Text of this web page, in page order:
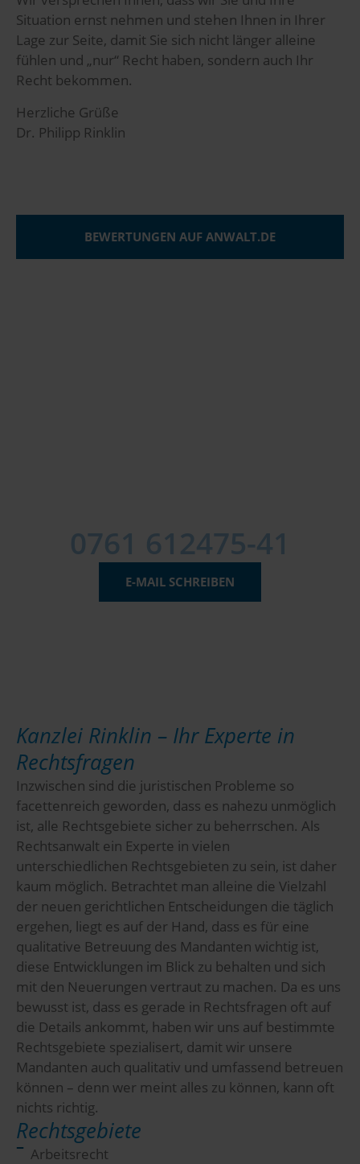
BEWERTUNGEN AUF ANWALT.DE
Situation ernst nehmen und stehen Ihnen in Ihrer
Lage zur Seite, damit Sie sich nicht länger alleine
fühlen und „nur“ Recht haben, sondern auch Ihr
Recht bekommen.
Herzliche Grüße
Dr. Philipp Rinklin
0761 612475-41
E-MAIL SCHREIBEN
Kanzlei Rinklin – Ihr Experte in
Rechtsfragen
Inzwischen sind die juristischen Probleme so
facettenreich geworden, dass es nahezu unmöglich
ist, alle Rechtsgebiete sicher zu beherrschen. Als
Rechtsanwalt ein Experte in vielen
unterschiedlichen Rechtsgebieten zu sein, ist daher
kaum möglich. Betrachtet man alleine die Vielzahl
der neuen gerichtlichen Entscheidungen die täglich
ergehen, liegt es auf der Hand, dass es für eine
qualitative Betreuung des Mandanten wichtig ist,
diese Entwicklungen im Blick zu behalten und sich
mit den Neuerungen vertraut zu machen. Da es uns
bewusst ist, dass es gerade in Rechtsfragen oft auf
die Details ankommt, haben wir uns auf bestimmte
Rechtsgebiete spezialisert, damit wir unsere
Mandanten auch qualitativ und umfassend betreuen
können – denn wer meint alles zu können, kann oft
nichts richtig.
Rechtsgebiete
Arbeitsrecht